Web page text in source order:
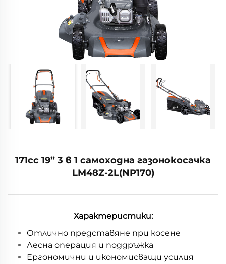
171cc 19” 3 в 1 самоходна газонокосачка
LM48Z-2L(NP170)
Характеристики:
Отлично представяне при косене
Лесна операция и поддръжка
Ергономични и икономисващи усилия